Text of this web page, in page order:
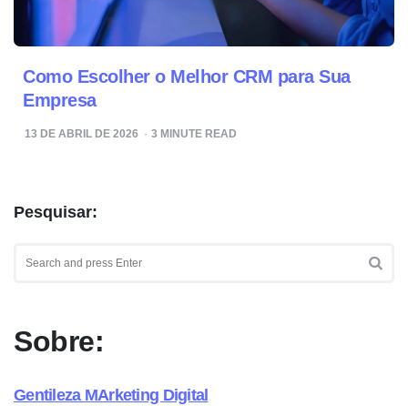
Como Escolher o Melhor CRM para Sua
Empresa
13 DE ABRIL DE 2026 3 MINUTE READ
Pesquisar:
for:
Sobre:
Gentileza MArketing Digital